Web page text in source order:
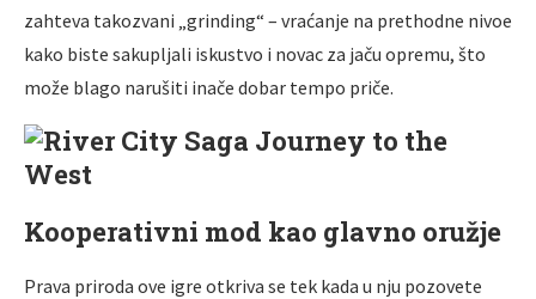
zahteva takozvani „grinding“ – vraćanje na prethodne nivoe
kako biste sakupljali iskustvo i novac za jaču opremu, što
može blago narušiti inače dobar tempo priče.
Kooperativni mod kao glavno oružje
Prava priroda ove igre otkriva se tek kada u nju pozovete